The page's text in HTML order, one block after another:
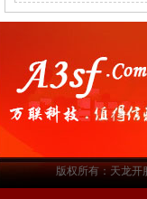
版权所有：天龙开